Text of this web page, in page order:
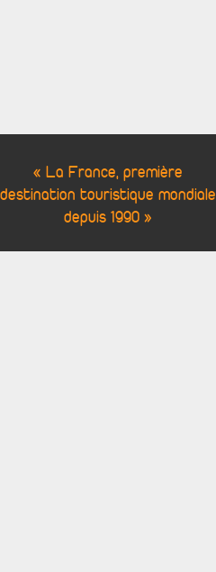
« La France, première
destination touristique mondiale
depuis 1990 »